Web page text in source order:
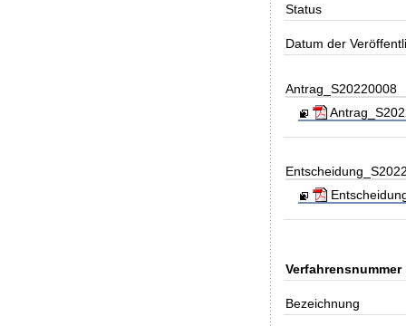
Status
Datum der
Antrag_S20220008
Verfahrensnummer
Bezeichnung